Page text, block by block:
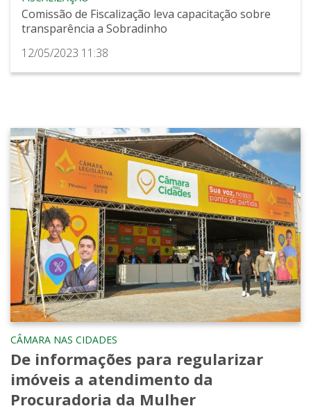
Comissão de Fiscalização leva capacitação sobre
transparência a Sobradinho
12/05/2023 11:38
CÂMARA NAS CIDADES
De informações para regularizar
imóveis a atendimento da
Procuradoria da Mulher